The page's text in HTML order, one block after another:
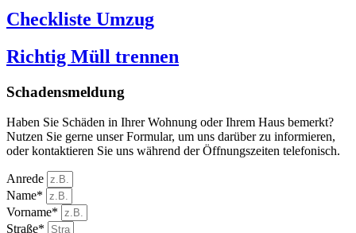
Checkliste Umzug
Richtig Müll trennen
Schadensmeldung
Haben Sie Schäden in Ihrer Wohnung oder Ihrem Haus bemerkt?
Nutzen Sie gerne unser Formular, um uns darüber zu informieren,
oder kontaktieren Sie uns während der Öffnungszeiten telefonisch.
Anrede
Name*
Vorname*
Straße*